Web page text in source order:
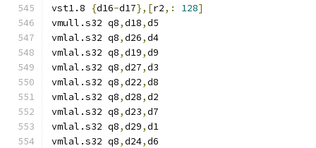
vst1.8
{d16-d17},[r2,: 128]
vmull.s32 q8,d18,d5
vmlal.s32 q8,d26,d4
vmlal.s32 q8,d19,d9
vmlal.s32 q8,d27,d3
vmlal.s32 q8,d22,d8
vmlal.s32 q8,d28,d2
vmlal.s32 q8,d23,d7
vmlal.s32 q8,d29,d1
vmlal.s32 q8,d24,d6